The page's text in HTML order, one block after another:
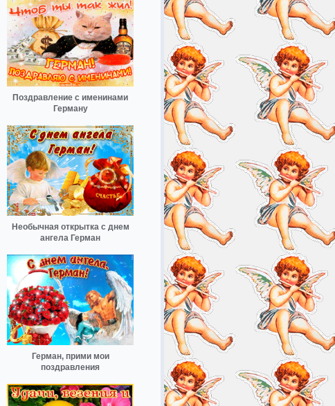
Поздравление с именинами
Герману
Необычная открытка с днем
ангела Герман
Герман, прими мои
поздравления